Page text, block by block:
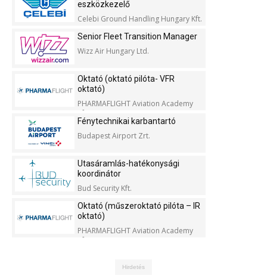
eszközkezelő
Celebi Ground Handling Hungary Kft.
Senior Fleet Transition Manager
Wizz Air Hungary Ltd.
Oktató (oktató pilóta- VFR
oktató)
PHARMAFLIGHT Aviation Academy
Kft.
Fénytechnikai karbantartó
Budapest Airport Zrt.
Utasáramlás-hatékonysági
koordinátor
Bud Security Kft.
Oktató (műszeroktató pilóta – IR
oktató)
PHARMAFLIGHT Aviation Academy
Kft.
Hirdetés